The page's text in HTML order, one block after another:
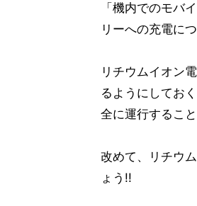
「機内でのモバ
リーへの充電に
リチウムイオン
るようにしてお
全に運行するこ
改めて、リチウ
ょう!!